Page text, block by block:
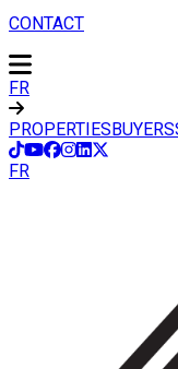
CONTACT
FR
PROPERTIESBUYERS
FR